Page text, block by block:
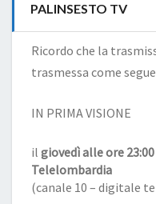
PALINSESTO TV
Ricordo che la
trasmessa come
IN PRIMA VISIONE
il giovedì alle ore
Telelombardia
(canale 10 – digitale